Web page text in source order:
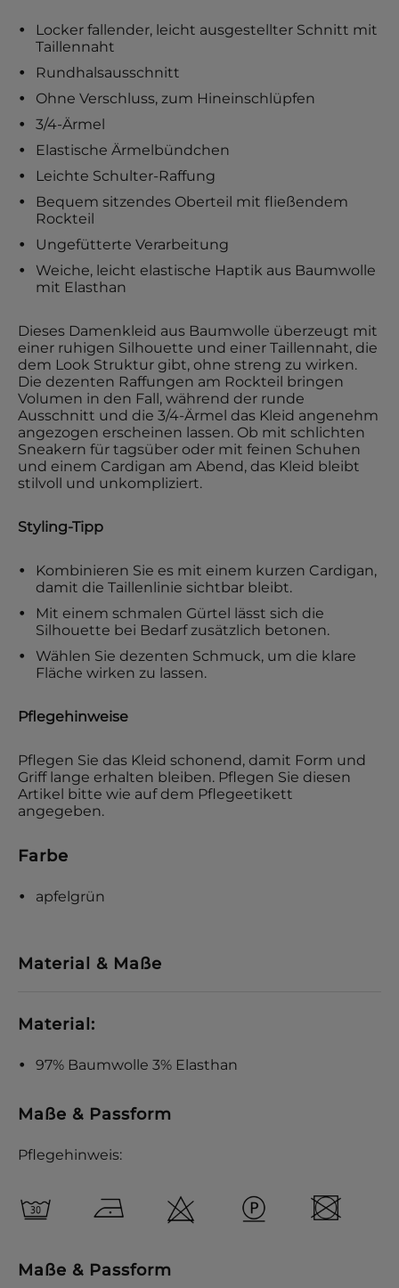
Locker fallender, leicht ausgestellter Schnitt mit
Taillennaht
Rundhalsausschnitt
Ohne Verschluss, zum Hineinschlüpfen
3/4-Ärmel
Elastische Ärmelbündchen
Leichte Schulter-Raffung
Bequem sitzendes Oberteil mit fließendem
Rockteil
Ungefütterte Verarbeitung
Weiche, leicht elastische Haptik aus Baumwolle
mit Elasthan
Dieses Damenkleid aus Baumwolle überzeugt mit
einer ruhigen Silhouette und einer Taillennaht, die
dem Look Struktur gibt, ohne streng zu wirken.
Die dezenten Raffungen am Rockteil bringen
Volumen in den Fall, während der runde
Ausschnitt und die 3/4-Ärmel das Kleid angenehm
angezogen erscheinen lassen. Ob mit schlichten
Sneakern für tagsüber oder mit feinen Schuhen
und einem Cardigan am Abend, das Kleid bleibt
stilvoll und unkompliziert.
Styling-Tipp
Kombinieren Sie es mit einem kurzen Cardigan,
damit die Taillenlinie sichtbar bleibt.
Mit einem schmalen Gürtel lässt sich die
Silhouette bei Bedarf zusätzlich betonen.
Wählen Sie dezenten Schmuck, um die klare
Fläche wirken zu lassen.
Pflegehinweise
Pflegen Sie das Kleid schonend, damit Form und
Griff lange erhalten bleiben. Pflegen Sie diesen
Artikel bitte wie auf dem Pflegeetikett
angegeben.
Farbe
apfelgrün
Material & Maße
Material:
97% Baumwolle 3% Elasthan
Maße & Passform
Pflegehinweis:
Maße & Passform